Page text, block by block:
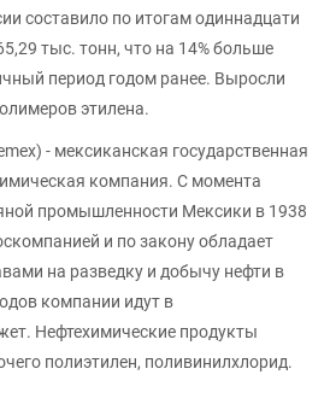
составило по итогам одиннадцати
тыс. тонн, что на 14% больше
период годом ранее. Выросли
этилена.
- мексиканская государственная
компания. С момента
промышленности Мексики в 1938
и по закону обладает
на разведку и добычу нефти в
компании идут в
Нефтехимические продукты
полиэтилен, поливинилхлорид.